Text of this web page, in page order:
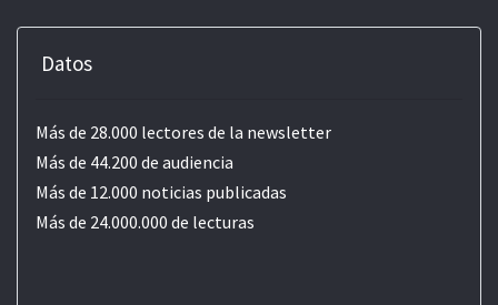
Datos
Más de 28.000 lectores de la newsletter
Más de 44.200 de audiencia
Más de 12.000 noticias publicadas
Más de 24.000.000 de lecturas